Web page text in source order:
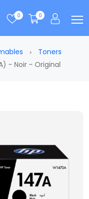
0 0
Toners
- Noir - Original